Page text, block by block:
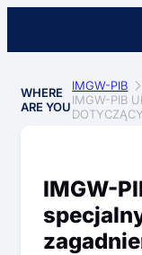
WHERE
ARE YOU
IMGW-PIB
IMGW-PIB
IMGW-